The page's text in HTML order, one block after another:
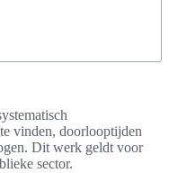
vinden, doorlooptijden
Dit werk geldt voor
sector.